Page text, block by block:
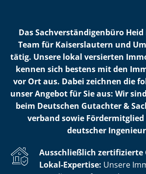
Das Sach­ver­stän­di­gen­bü­ro
Team für Kaiserslautern und
tätig. Unsere lokal versierten
kennen sich bestens mit den
vor Ort aus. Dabei zeichnen die
unser Angebot für Sie aus: Wir
beim Deutschen Gutachter &
ver­band sowie Fördermitglied
deutscher
Ausschließlich
Lokal-Expertise: Unsere